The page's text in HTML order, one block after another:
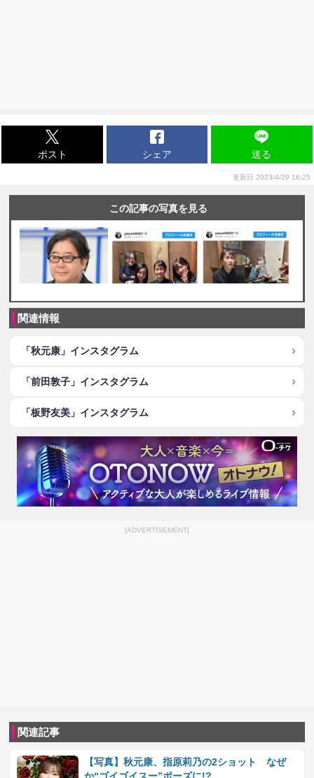
ポスト シェア 送る
更新日 2023/4/29 16:25
この記事の写真を見る
関連情報
「秋元康」インスタグラム
「前田敦子」インスタグラム
「板野友美」インスタグラム
[ADVERTISEMENT]
関連記事
【写真】秋元康、指原莉乃の2ショット なぜ